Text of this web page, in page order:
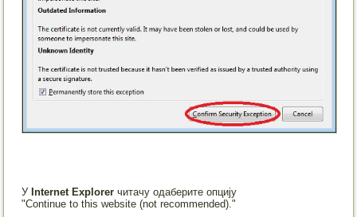
УInternet Explorer читачу одаберите опцију
"Continue to this website (not recommended)."